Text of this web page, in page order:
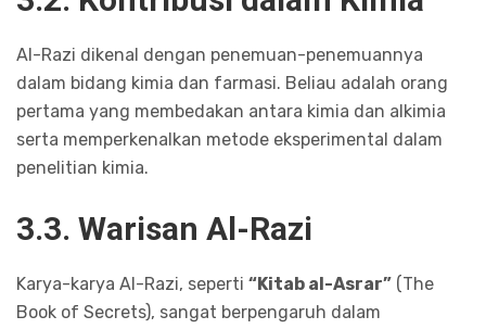
Al-Razi dikenal dengan penemuan-penemuannya
dalam bidang kimia dan farmasi. Beliau adalah orang
pertama yang membedakan antara kimia dan alkimia
serta memperkenalkan metode eksperimental dalam
penelitian kimia.
3.3. Warisan Al-Razi
Karya-karya Al-Razi, seperti “Kitab al-Asrar” (The
Book of Secrets), sangat berpengaruh dalam